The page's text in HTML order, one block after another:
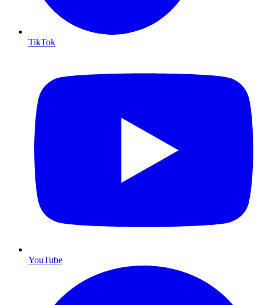
TikTok
YouTube